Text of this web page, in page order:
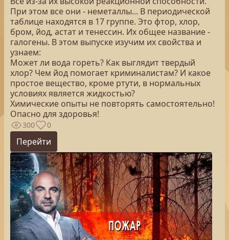
При этом все они - неметаллы... В периодической
таблице находятся в 17 группе. Это фтор, хлор,
бром, йод, астат и тенессин. Их общее название -
галогены. В этом выпуске изучим их свойства и
узнаем:
Может ли вода гореть? Как выглядит твердый
хлор? Чем йод помогает криминалистам? И какое
простое вещество, кроме ртути, в нормальных
условиях является жидкостью?
Химические опыты не повторять самостоятельно!
Опасно для здоровья!
300 0
Перейти